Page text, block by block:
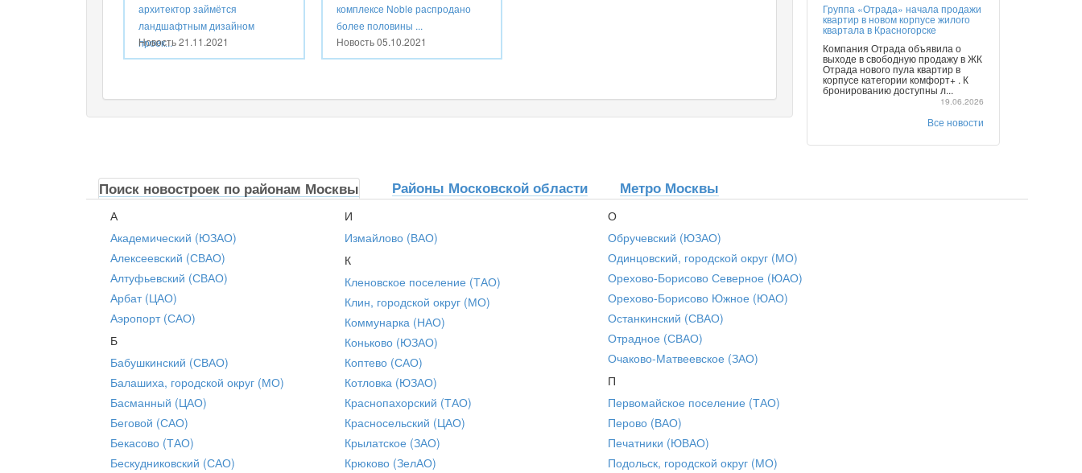
архитектор займётся
ландшафтным дизайном
проек...
Новость21.11.2021
комплексе Noble распродано
более половины ...
Новость05.10.2021
Группа «Отрада» начала продажи
квартир в новом корпусе жилого
квартала в Красногорске
Компания Отрада объявила о
выходе в свободную продажу в ЖК
Отрада нового пула квартир в
корпусе категории комфорт+ . К
бронированию доступны л...
19.06.2026
Все новости
Поиск новостроек по районам Москвы Районы Московской области Метро Москвы
А
Академический (ЮЗАО)
Алексеевский (СВАО)
Алтуфьевский (СВАО)
Арбат (ЦАО)
Аэропорт (САО)
Б
Бабушкинский (СВАО)
Балашиха, городской округ (МО)
Басманный (ЦАО)
Беговой (САО)
Бекасово (ТАО)
Бескудниковский (САО)
И
Измайлово (ВАО)
К
Кленовское поселение (ТАО)
Клин, городской округ (МО)
Коммунарка (НАО)
Коньково (ЮЗАО)
Коптево (САО)
Котловка (ЮЗАО)
Краснопахорский (ТАО)
Красносельский (ЦАО)
Крылатское (ЗАО)
Крюково (ЗелАО)
О
Обручевский (ЮЗАО)
Одинцовский, городской округ (МО)
Орехово-Борисово Северное (ЮАО)
Орехово-Борисово Южное (ЮАО)
Останкинский (СВАО)
Отрадное (СВАО)
Очаково-Матвеевское (ЗАО)
П
Первомайское поселение (ТАО)
Перово (ВАО)
Печатники (ЮВАО)
Подольск, городской округ (МО)